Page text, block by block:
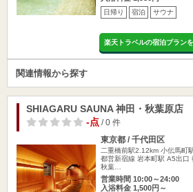
日帰り 宿泊 サウナ
楽天トラベルの宿泊プラン
関連情報から探す
SHIAGARU SAUNA 神田・秋葉原店
-点/ 0 件
東京都 / 千代田区
二重橋前駅2.12km 小伝馬町
都営新宿線 岩本町駅 A5出口
秋葉…
営業時間 10:00～24:00
入浴料金 1,500円～